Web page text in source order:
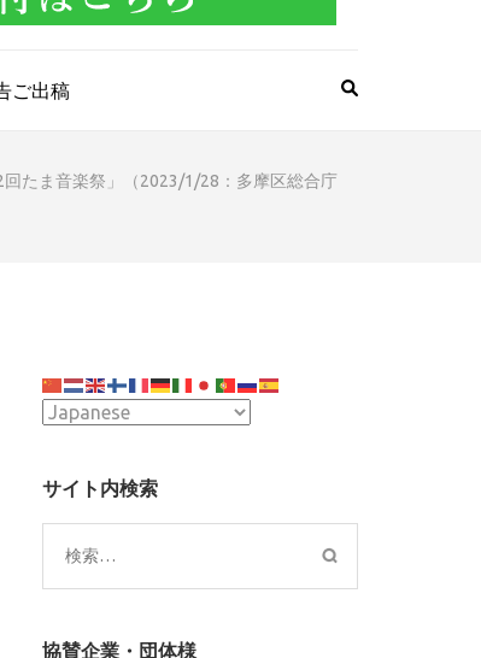
ご出稿
たま音楽祭」（2023/1/28：多摩区総合庁
サイト内検索
検
索:
協賛企業・団体様